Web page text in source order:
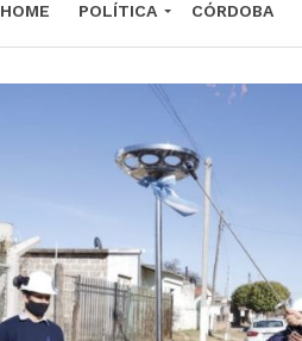
HOME POLÍTICA CÓRDOBA